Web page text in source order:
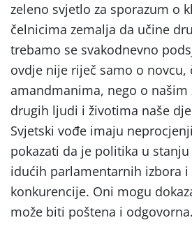
zeleno svjetlo za sporazum o
čelnicima zemalja da učine
trebamo se svakodnevno
ovdje nije riječ samo o novcu,
amandmanima, nego o
drugih ljudi i životima naše
Svjetski vođe imaju
pokazati da je politika u
idućih parlamentarnih izbora i
konkurencije. Oni mogu
može biti poštena i